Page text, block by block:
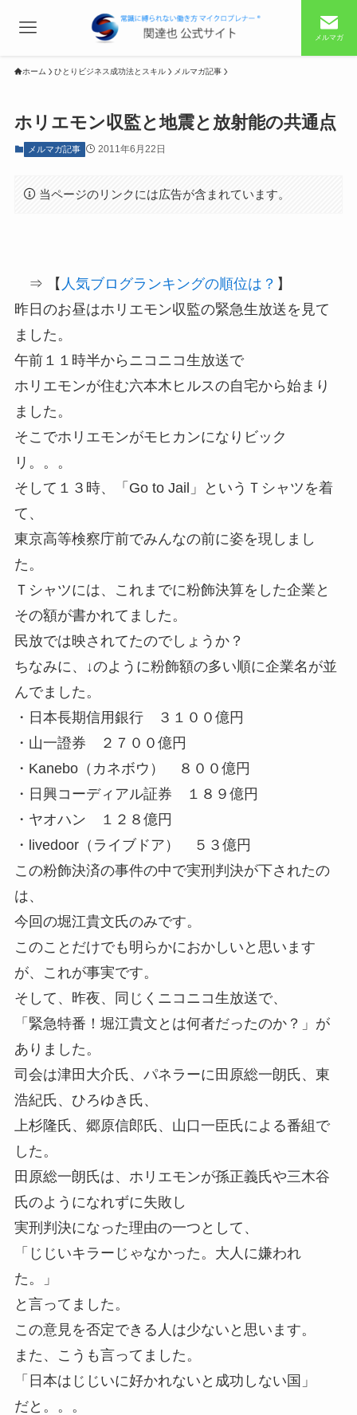
メルマガ
ホーム ひとりビジネス成功法とスキル メルマガ記事
ホリエモン収監と地震と放射能の共通点
メルマガ記事 2011年6月22日
当ページのリンクには広告が含まれています。
⇒ 【 人気ブログランキングの順位は？ 】
昨日のお昼はホリエモン収監の緊急生放送を見て
ました。
午前１１時半からニコニコ生放送で
ホリエモンが住む六本木ヒルスの自宅から始まり
ました。
そこでホリエモンがモヒカンになりビック
リ。。。
そして１３時、「Go to Jail」というＴシャツを着
て、
東京高等検察庁前でみんなの前に姿を現しまし
た。
Ｔシャツには、これまでに粉飾決算をした企業と
その額が書かれてました。
民放では映されてたのでしょうか？
ちなみに、↓のように粉飾額の多い順に企業名が並
んでました。
・日本長期信用銀行 ３１００億円
・山一證券 ２７００億円
・Kanebo（カネボウ） ８００億円
・日興コーディアル証券 １８９億円
・ヤオハン １２８億円
・livedoor（ライブドア） ５３億円
この粉飾決済の事件の中で実刑判決が下されたの
は、
今回の堀江貴文氏のみです。
このことだけでも明らかにおかしいと思います
が、これが事実です。
そして、昨夜、同じくニコニコ生放送で、
「緊急特番！堀江貴文とは何者だったのか？」が
ありました。
司会は津田大介氏、パネラーに田原総一朗氏、東
浩紀氏、ひろゆき氏、
上杉隆氏、郷原信郎氏、山口一臣氏による番組で
した。
田原総一朗氏は、ホリエモンが孫正義氏や三木谷
氏のようになれずに失敗し
実刑判決になった理由の一つとして、
「じじいキラーじゃなかった。大人に嫌われ
た。」
と言ってました。
この意見を否定できる人は少ないと思います。
また、こうも言ってました。
「日本はじじいに好かれないと成功しない国」
だと。。。